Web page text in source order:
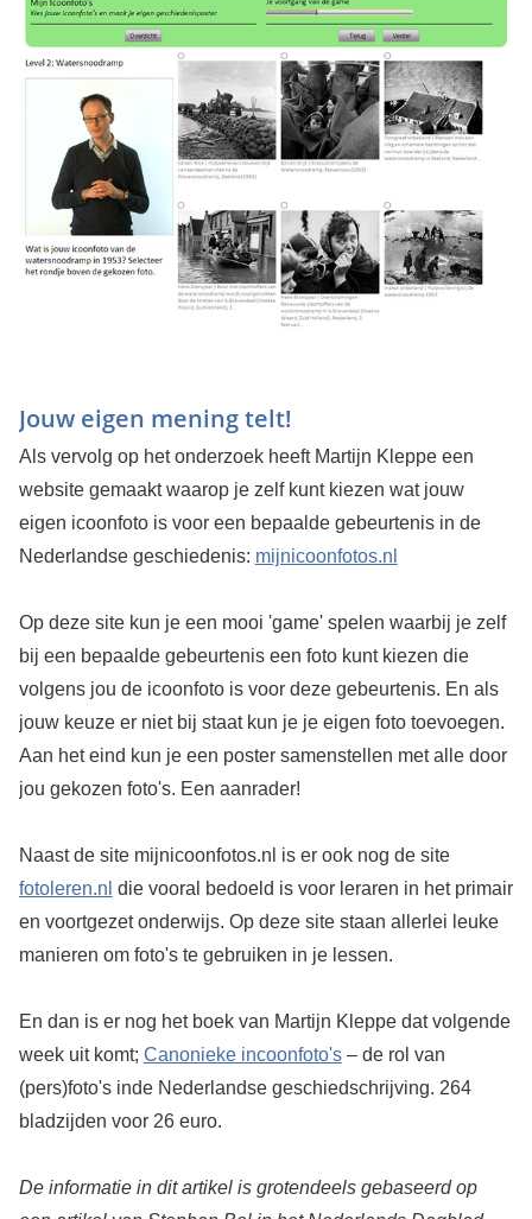
Jouw eigen mening telt!
Als vervolg op het onderzoek heeft Martijn Kleppe een
website gemaakt waarop je zelf kunt kiezen wat jouw
eigen icoonfoto is voor een bepaalde gebeurtenis in de
Nederlandse geschiedenis: mijnicoonfotos.nl
Op deze site kun je een mooi 'game' spelen waarbij je zelf
bij een bepaalde gebeurtenis een foto kunt kiezen die
volgens jou de icoonfoto is voor deze gebeurtenis. En als
jouw keuze er niet bij staat kun je je eigen foto toevoegen.
Aan het eind kun je een poster samenstellen met alle door
jou gekozen foto's. Een aanrader!
Naast de site mijnicoonfotos.nl is er ook nog de site
fotoleren.nl die vooral bedoeld is voor leraren in het primair
en voortgezet onderwijs. Op deze site staan allerlei leuke
manieren om foto's te gebruiken in je lessen.
En dan is er nog het boek van Martijn Kleppe dat volgende
week uit komt; Canonieke incoonfoto's– de rol van
(pers)foto's inde Nederlandse geschiedschrijving. 264
bladzijden voor 26 euro.
De informatie in dit artikel is grotendeels gebaseerd op